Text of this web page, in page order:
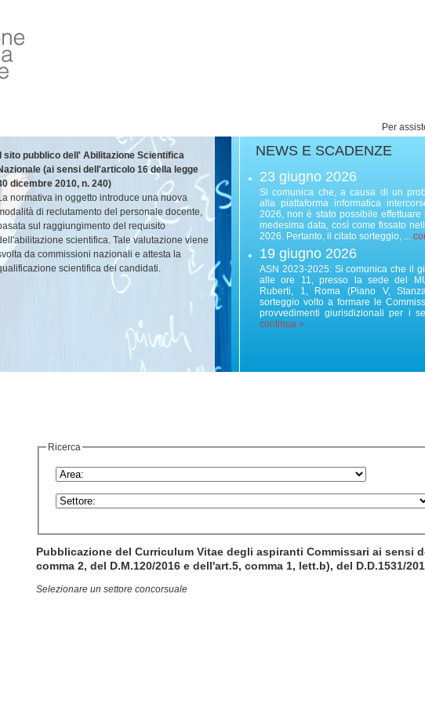
Per
Il sito pubblico dell' Abilitazione Scientifica
(ai sensi dell'articolo 16 della legge
dicembre 2010, n. 240)
normativa in oggetto introduce una nuova
di reclutamento del personale docente,
sul raggiungimento del requisito
scientifica. Tale valutazione viene
da commissioni nazionali e attesta la
scientifica dei candidati.
NEWS E SCADENZE
23 giugno 2026
Si comunica che, a causa di un
alla piattaforma informatica
2026, non è stato possibile
medesima data, così come fissato
2026. Pertanto, il citato sorteggio, ...
19 giugno 2026
ASN 2023-2025: Si comunica che il
alle ore 11, presso la sede del
Ruberti, 1, Roma (Piano V,
sorteggio volto a formare le
provvedimenti giurisdizionali per i
continua »
Ricerca
Pubblicazione del Curriculum Vitae degli aspiranti Commissari ai sensi
comma 2, del D.M.120/2016 e dell'art.5, comma 1, lett.b), del D.D.1531/
Selezionare un settore concorsuale